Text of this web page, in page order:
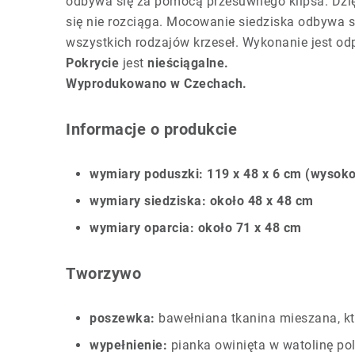
się nie rozciąga. Mocowanie siedziska odbywa
wszystkich rodzajów krzeseł. Wykonanie jest
Pokrycie jest nieściągalne.
Wyprodukowano w Czechach.
Informacje o produkcie
wymiary poduszki: 119 x 48 x 6 cm
wymiary siedziska: około 48 x 48 cm
wymiary oparcia: około 71 x 48 cm
Tworzywo
poszewka: bawełniana tkanina mieszana,
wypełnienie: pianka owinięta w watolinę